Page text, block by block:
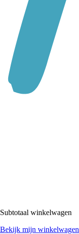
Subtotaal winkelwagen
Bekijk mijn winkelwagen